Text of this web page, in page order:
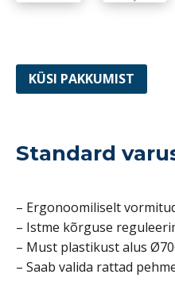
KÜSI PAKKUMIST
Standard
– Ergonoomiliselt
– Istme kõrguse
– Must plastikust alus
– Saab valida rattad